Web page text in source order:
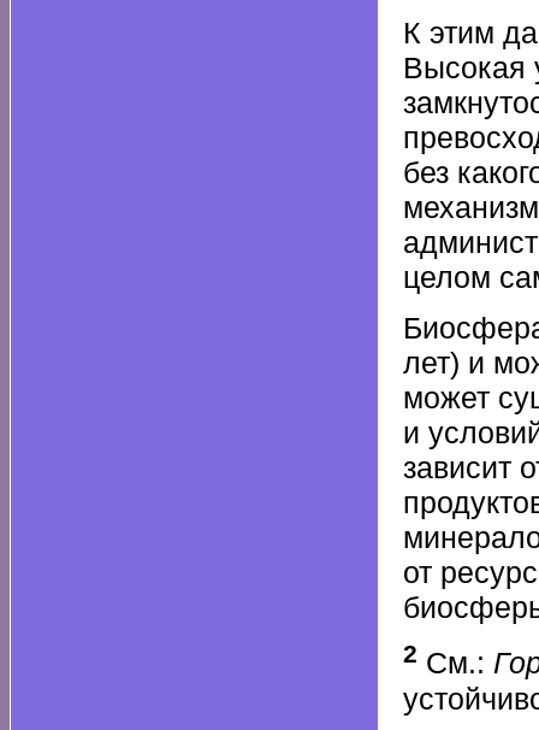
К этим
Высокая
без
целом
лет) и
может
и
зависит
от
2 См.: